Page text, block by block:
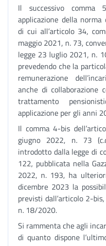
Il successivo comma
applicazione della
di cui all’articolo 34,
maggio 2021, n. 73,
legge 23 luglio 2021, n.
prevedendo che la
remunerazione
anche di collaborazione
trattamento
applicazione per gli anni
Il comma 4-bis
giugno 2022, n. 73
introdotto dalla legge di
122, pubblicata nella
2022, n. 193, ha
dicembre 2023 la
previsti dall’articolo 2-
n. 18/2020.
Si rammenta che agli
di quanto dispone